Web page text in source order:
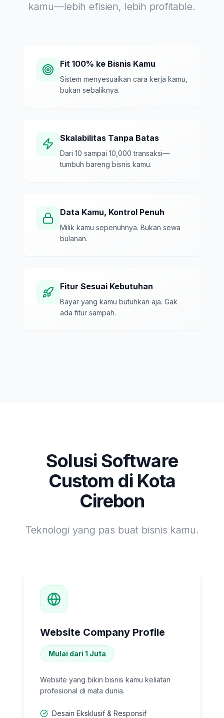
kamu—lebih efisien, lebih profitable.
Fit 100% ke Bisnis Kamu
Sistem menyesuaikan cara kerja kamu,
bukan sebaliknya.
Skalabilitas Tanpa Batas
Dari 10 sampai 10,000 transaksi—
tumbuh bareng bisnis kamu.
Data Kamu, Kontrol Penuh
Milik kamu sepenuhnya. Bukan sewa
bulanan.
Fitur Sesuai Kebutuhan
Bayar yang kamu butuhkan aja. Gak
ada fitur sampah.
Solusi Software
Custom di Kota
Cirebon
Teknologi yang pas buat bisnis kamu.
Website Company Profile
Mulai dari 1 Juta
Website yang bikin bisnis kamu keliatan
profesional di mata dunia.
Desain Eksklusif & Responsif